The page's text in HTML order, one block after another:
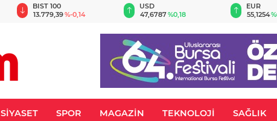
BIST 100
13.779,39%-0,14
USD
47,6787%0,18
EUR
55,1254
SİYASET SPOR MAGAZİN TEKNOLOJİ SAĞLIK